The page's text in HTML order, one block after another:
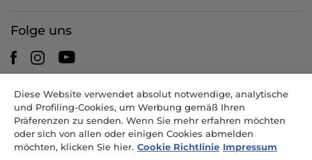
Folge uns
CANDY HOOVER GROUP S.r.I. - mit Alleingesellschafter -
RECHTSSITZ: Via Comolli 57 - 20861 Brugherio (MB) - Italien -
VERWALTUNGSSITZE: Via Privata Eden Fumagalli snc - 20861
Brugherio (MB) und Via Trento 20/A-22 - 20871 Vimercate (MB) -
Diese Website verwendet absolut notwendige, analytische
und Profiling-Cookies, um Werbung gemäß Ihren
Präferenzen zu senden. Wenn Sie mehr erfahren möchten
oder sich von allen oder einigen Cookies abmelden
möchten, klicken Sie hier. Cookie Richtlinie Impressum